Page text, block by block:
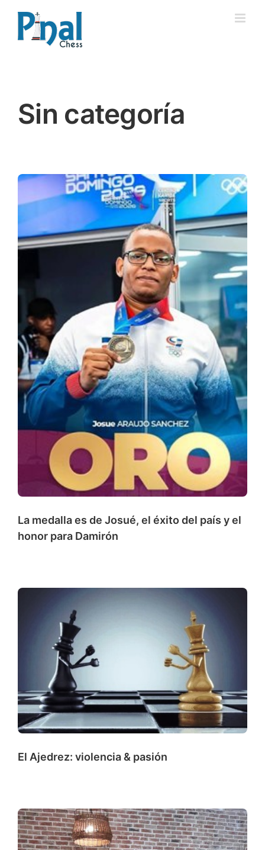
contenido
Sin categoría
La medalla es de Josué, el éxito del país y el
honor para Damirón
El Ajedrez: violencia & pasión